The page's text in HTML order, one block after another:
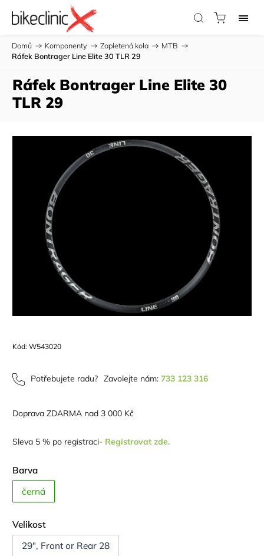
Domů / Komponenty / Zapletená kola / MTB /
Ráfek Bontrager Line Elite 30 TLR 29
Ráfek Bontrager Line Elite 30
TLR 29
Kód: W543020
Potřebujete radu? Zavolejte nám: 733 123 316
Doprava ZDARMA nad 3 000 Kč
Sleva 5 % po registraci- Registrovat zde.
Barva
černá
Velikost
29", Front or Rear 28